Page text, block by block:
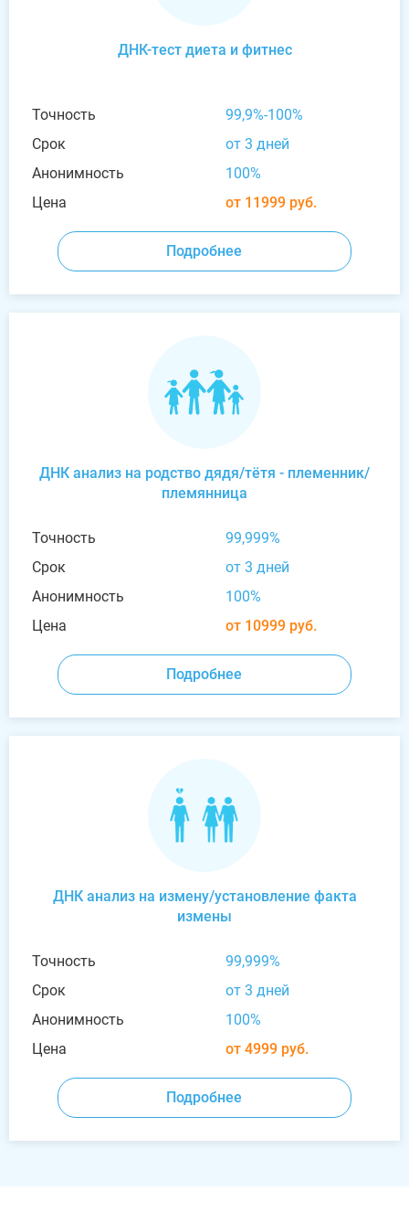
ДНК-тест диета и фитнес
Точность
99,9%-100%
Срок
от 3 дней
Анонимность
100%
Цена
от 11999 руб.
Подробнее
ДНК анализ на родство дядя/тётя - племенник/
племянница
Точность
99,999%
Срок
от 3 дней
Анонимность
100%
Цена
от 10999 руб.
Подробнее
ДНК анализ на измену/установление факта
измены
Точность
99,999%
Срок
от 3 дней
Анонимность
100%
Цена
от 4999 руб.
Подробнее